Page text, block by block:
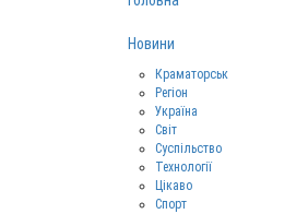
Новини
Краматорськ
Регіон
Україна
Світ
Суспільство
Технології
Цікаво
Спорт